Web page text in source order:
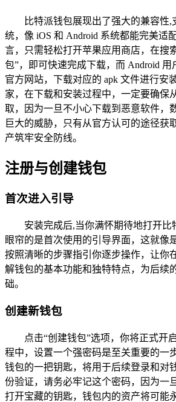
比特派钱包展现出了强大的兼容性,
统，像 iOS 和 Android 系统都能完美适
言，只需轻松打开苹果应用商店，在搜
包”，即可快速完成下载，而 Android 用
官方网站，下载对应的 apk 文件进行安
家，在下载和安装过程中，一定要确保
取，因为一旦不小心下载到恶意软件，
巨大的威胁，只有从官方认可的途径获
产筑牢安全防线。
注册与创建钱包
首次进入引导
安装完成后,当你满怀期待地打开比
眼帘的是首次使用的引导界面，这就像
按照清晰的步骤指引你逐步操作，让你
解钱包的基本功能和独特特点，为后续
础。
创建新钱包
点击“创建钱包”选项，你将正式开
程中，设置一个强密码是至关重要的一
钱包的一把钥匙，将用于后续登录和对
份验证，请务必牢记这个密码，因为一
打开宝藏的钥匙，钱包内的资产将可能